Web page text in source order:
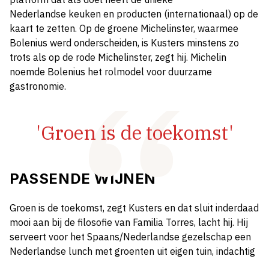
Nederlandse keuken en producten (internationaal) op de
kaart te zetten. Op de groene Michelinster, waarmee
Bolenius werd onderscheiden, is Kusters minstens zo
trots als op de rode Michelinster, zegt hij. Michelin
noemde Bolenius het rolmodel voor duurzame
gastronomie.
'Groen is de toekomst'
PASSENDE WIJNEN
Groen is de toekomst, zegt Kusters en dat sluit inderdaad
mooi aan bij de filosofie van Familia Torres, lacht hij. Hij
serveert voor het Spaans/Nederlandse gezelschap een
Nederlandse lunch met groenten uit eigen tuin, indachtig